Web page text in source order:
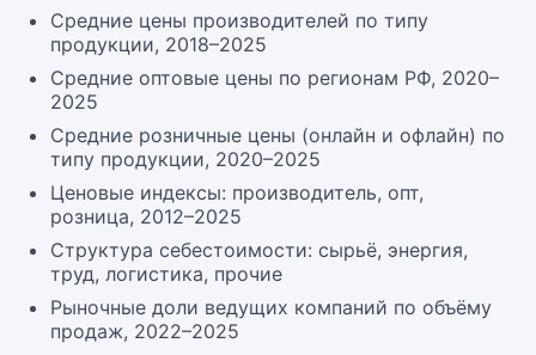
Средние цены производителей по типу
продукции, 2018–2025
Средние оптовые цены по регионам РФ, 2020–
2025
Средние розничные цены (онлайн и офлайн) по
типу продукции, 2020–2025
Ценовые индексы: производитель, опт,
розница, 2012–2025
Структура себестоимости: сырьё, энергия,
труд, логистика, прочие
Рыночные доли ведущих компаний по объёму
продаж, 2022–2025